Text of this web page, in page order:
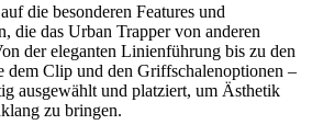
die besonderen Features und
die das Urban Trapper von anderen
der eleganten Linienführung bis zu den
dem Clip und den Griffschalenoptionen –
ausgewählt und platziert, um Ästhetik
zu bringen.